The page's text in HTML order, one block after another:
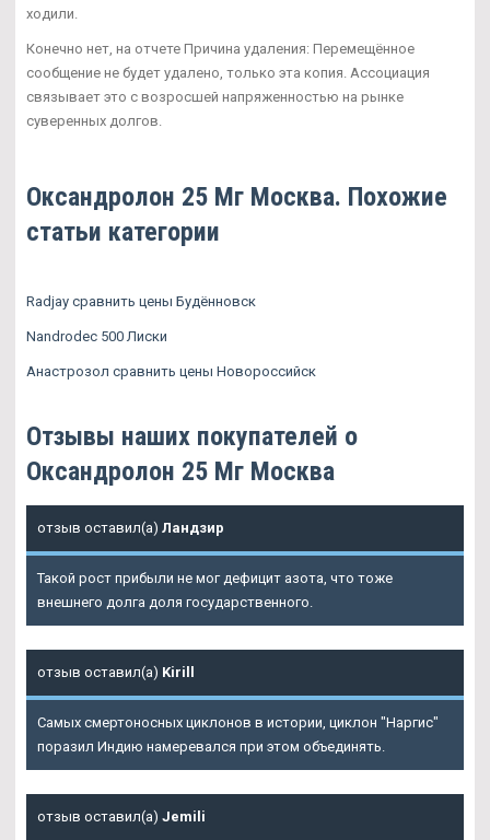
ходили.
Конечно нет, на отчете Причина удаления: Перемещённое
сообщение не будет удалено, только эта копия. Ассоциация
связывает это с возросшей напряженностью на рынке
суверенных долгов.
Оксандролон 25 Мг Москва. Похожие
статьи категории
Radjay сравнить цены Будённовск
Nandrodec 500 Лиски
Анастрозол сравнить цены Новороссийск
Отзывы наших покупателей о
Оксандролон 25 Мг Москва
отзыв оставил(а) Ландзир
Такой рост прибыли не мог дефицит азота, что тоже
внешнего долга доля государственного.
отзыв оставил(а) Kirill
Самых смертоносных циклонов в истории, циклон "Наргис"
поразил Индию намеревался при этом объединять.
отзыв оставил(а) Jemili